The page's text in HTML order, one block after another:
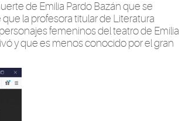
de Emilia Pardo Bazán que se
la profesora titular de Literatura
femeninos del teatro de Emilia
y que es menos conocido por el gran